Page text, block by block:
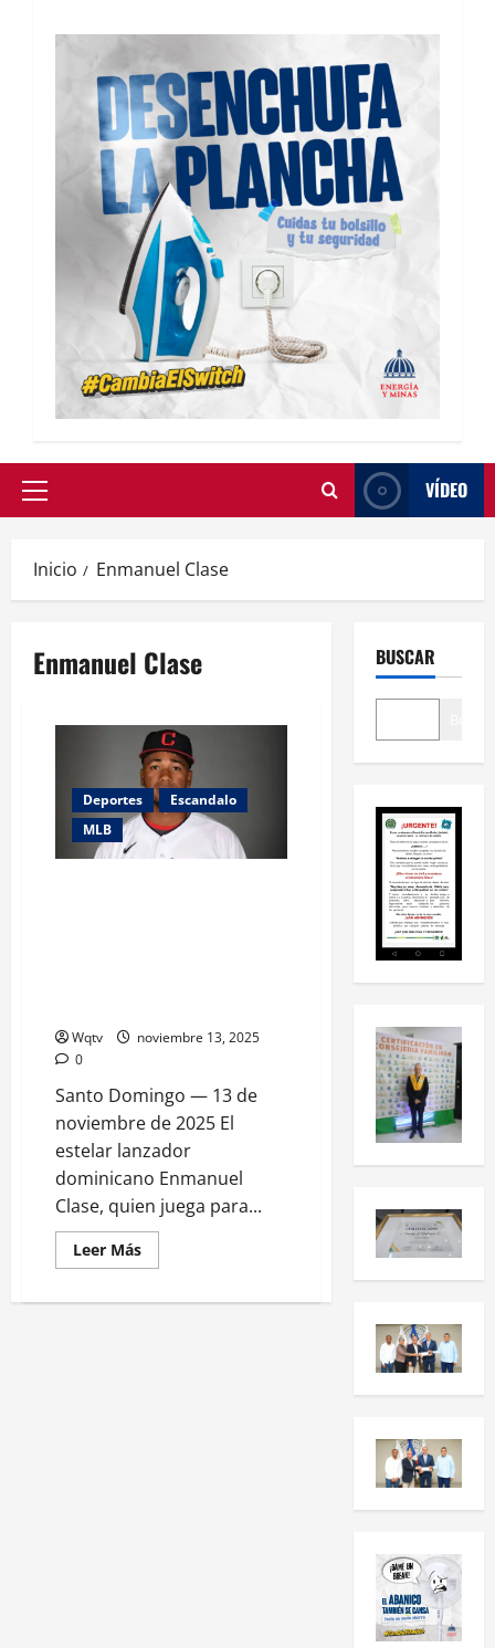
VÍDEO
Inicio Enmanuel Clase
Enmanuel Clase
Deportes
Escandalo
MLB
Wqtv
noviembre 13, 2025
0
Santo Domingo — 13 de
noviembre de 2025 El
estelar lanzador
dominicano Enmanuel
Clase, quien juega para...
Leer Más
BUSCAR